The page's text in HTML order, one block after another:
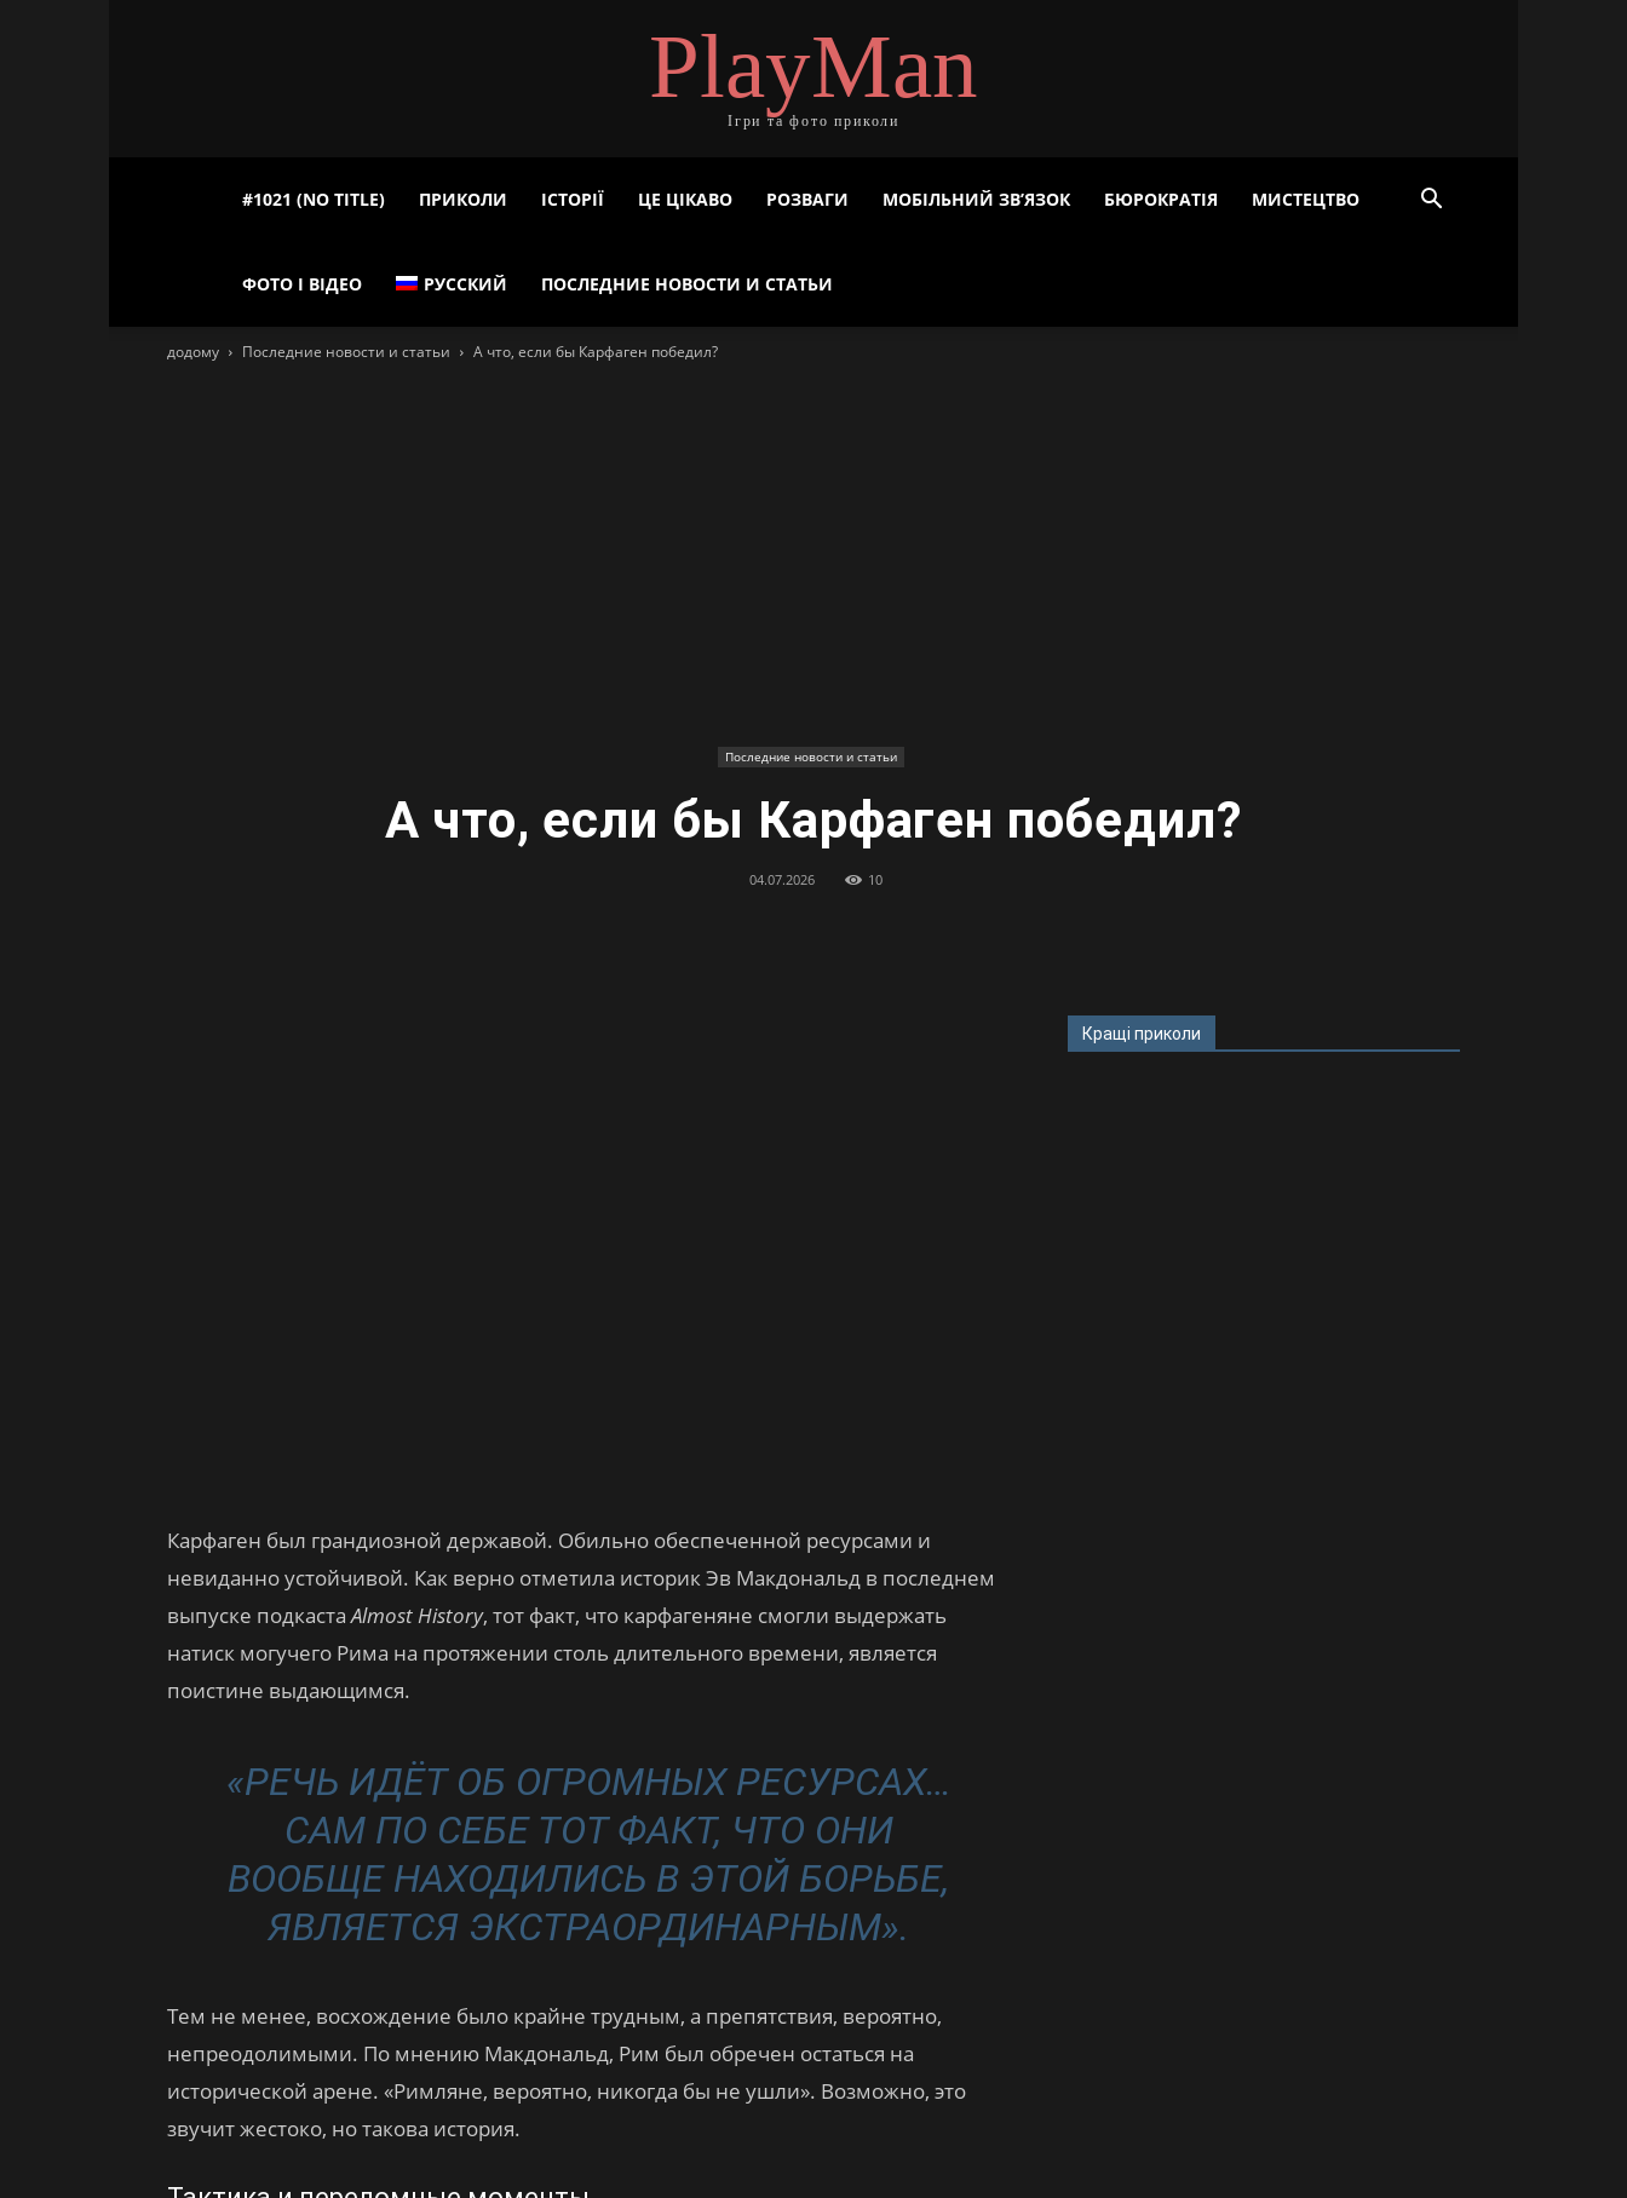
PlayMan
Ігри та фото приколи
#1021 (NO TITLE) ПРИКОЛИ ІСТОРІЇ ЦЕ ЦІКАВО РОЗВАГИ МОБІЛЬНИЙ ЗВ’ЯЗОК БЮРОКРАТІЯ МИСТЕЦТВО
ФОТО І ВІДЕО РУССКИЙ ПОСЛЕДНИЕ НОВОСТИ И СТАТЬИ
додому Последние новости и статьи А что, если бы Карфаген победил?
Последние новости и статьи
А что, если бы Карфаген победил?
04.07.2026 10
Карфаген был грандиозной державой. Обильно обеспеченной ресурсами и
невиданно устойчивой. Как верно отметила историк Эв Макдональд в последнем
выпуске подкастаAlmost History, тот факт, что карфагеняне смогли выдержать
натиск могучего Рима на протяжении столь длительного времени, является
поистине выдающимся.
«РЕЧЬ ИДЁТ ОБ ОГРОМНЫХ РЕСУРСАХ…
САМ ПО СЕБЕ ТОТ ФАКТ, ЧТО ОНИ
ВООБЩЕ НАХОДИЛИСЬ В ЭТОЙ БОРЬБЕ,
ЯВЛЯЕТСЯ ЭКСТРАОРДИНАРНЫМ».
Тем не менее, восхождение было крайне трудным, а препятствия, вероятно,
непреодолимыми. По мнению Макдональд, Рим был обречен остаться на
исторической арене. «Римляне, вероятно, никогда бы не ушли». Возможно, это
звучит жестоко, но такова история.
Кращі приколи